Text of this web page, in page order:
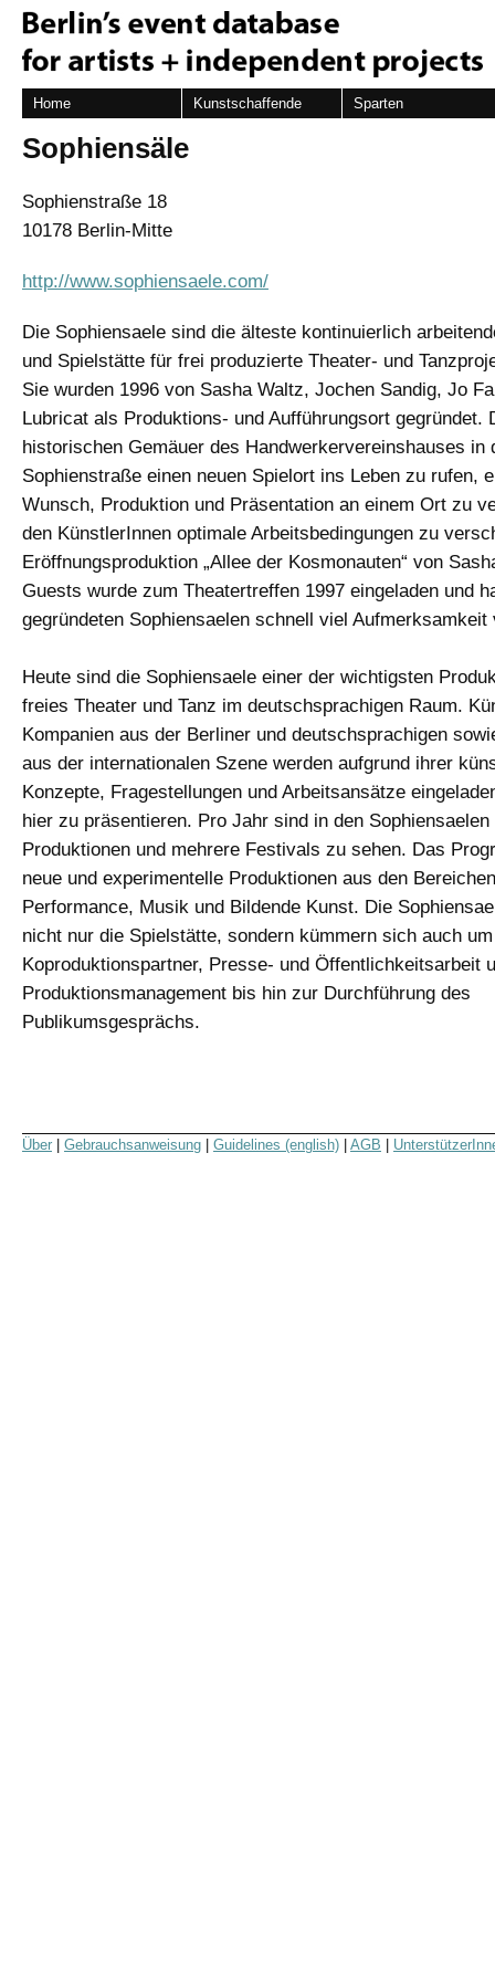
Home Kunstschaffende Sparten
Sophiensäle
Sophienstraße 18
10178 Berlin-Mitte
http://www.sophiensaele.com/
Die Sophiensaele sind die älteste kontinuierlich
und Spielstätte für frei produzierte Theater- und
Sie wurden 1996 von Sasha Waltz, Jochen Sandig, Jo
Lubricat als Produktions- und Aufführungsort gegründet.
historischen Gemäuer des Handwerkervereinshauses in
Sophienstraße einen neuen Spielort ins Leben zu rufen,
Wunsch, Produktion und Präsentation an einem Ort zu
den KünstlerInnen optimale Arbeitsbedingungen zu
Eröffnungsproduktion „Allee der Kosmonauten“ von
Guests wurde zum Theatertreffen 1997 eingeladen und
gegründeten Sophiensaelen schnell viel
Heute sind die Sophiensaele einer der wichtigsten
freies Theater und Tanz im deutschsprachigen Raum.
Kompanien aus der Berliner und deutschsprachigen
aus der internationalen Szene werden aufgrund ihrer
Konzepte, Fragestellungen und Arbeitsansätze
hier zu präsentieren. Pro Jahr sind in den Sophiensaelen
Produktionen und mehrere Festivals zu sehen. Das
neue und experimentelle Produktionen aus den
Performance, Musik und Bildende Kunst. Die
nicht nur die Spielstätte, sondern kümmern sich auch
Koproduktionspartner, Presse- und Öffentlichkeitsarbeit
Produktionsmanagement bis hin zur Durchführung des
Publikumsgesprächs.
Über Gebrauchsanweisung Guidelines (english) AGB